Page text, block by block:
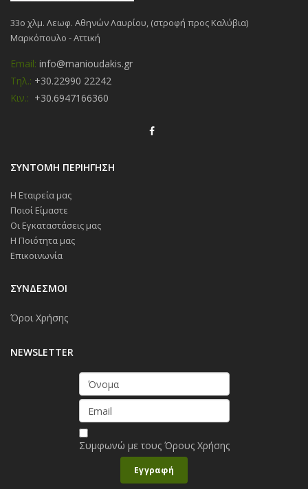
33ο χλμ. Λεωφ. Αθηνών Λαυρίου, (στροφή προς Καλύβια)
Μαρκόπουλο - Αττική
Email: info@manioudakis.gr
Τηλ.: +30.22990 22242
Κιν.: +30.6947166360
ΣΥΝΤΟΜΗ ΠΕΡΙΗΓΗΣΗ
Η Εταιρεία μας
Ποιοί Είμαστε
Οι Εγκαταστάσεις μας
Η Ποιότητα μας
Επικοινωνία
ΣΥΝΔΕΣΜΟΙ
Όροι Χρήσης
NEWSLETTER
Συμφωνώ με τους Όρους Χρήσης